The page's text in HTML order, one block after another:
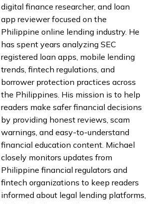
digital finance researcher, and loan
app reviewer focused on the
Philippine online lending industry. He
has spent years analyzing SEC
registered loan apps, mobile lending
trends, fintech regulations, and
borrower protection practices across
the Philippines. His mission is to help
readers make safer financial decisions
by providing honest reviews, scam
warnings, and easy-to-understand
financial education content. Michael
closely monitors updates from
Philippine financial regulators and
fintech organizations to keep readers
informed about legal lending platforms,